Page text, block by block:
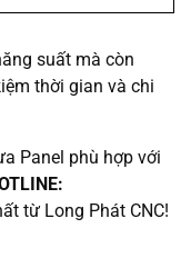
suất mà còn
thời gian và chi
Panel phù hợp với
từ Long Phát CNC!